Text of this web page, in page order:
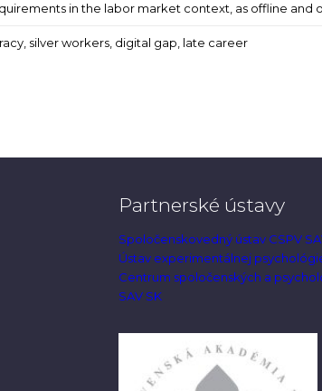
in the labor market context, as offline
silver workers, digital gap, late career
Partnerské ústavy
Spoločenskovedný ústav CSPV
Ústav experimentálnej
Centrum spoločenských a
SAV SK